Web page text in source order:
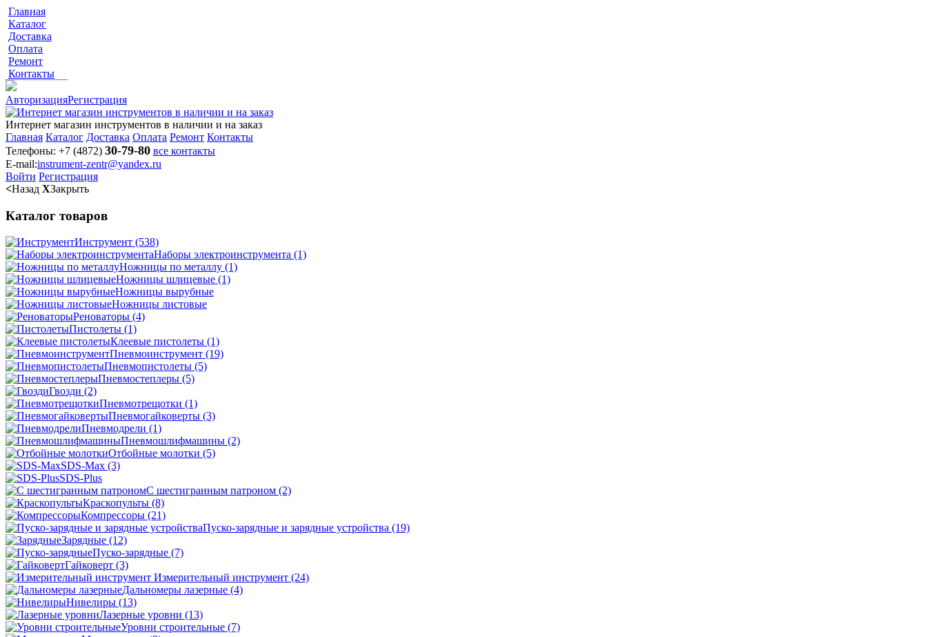
Главная
Каталог
Доставка
Оплата
Ремонт
Контакты
АвторизацияРегистрация
Интернет магазин инструментов в наличии и на заказ
Главная Каталог Доставка Оплата Ремонт Контакты
Телефоны: +7 (4872) 30-79-80 все контакты
E-mail:instrument-zentr@yandex.ru
Войти Регистрация
<Назад XЗакрыть
Каталог товаров
Инструмент (538)
Наборы электроинструмента (1)
Ножницы по металлу (1)
Ножницы шлицевые (1)
Ножницы вырубные
Ножницы листовые
Реноваторы (4)
Пистолеты (1)
Клеевые пистолеты (1)
Пневмоинструмент (19)
Пневмопистолеты (5)
Пневмостеплеры (5)
Гвозди (2)
Пневмотрещотки (1)
Пневмогайковерты (3)
Пневмодрели (1)
Пневмошлифмашины (2)
Отбойные молотки (5)
SDS-Max (3)
SDS-Plus
C шестигранным патроном (2)
Краскопульты (8)
Компрессоры (21)
Пуско-зарядные и зарядные устройства (19)
Зарядные (12)
Пуско-зарядные (7)
Гайковерт (3)
Измерительный инструмент (24)
Дальномеры лазерные (4)
Нивелиры (13)
Лазерные уровни (13)
Уровни строительные (7)